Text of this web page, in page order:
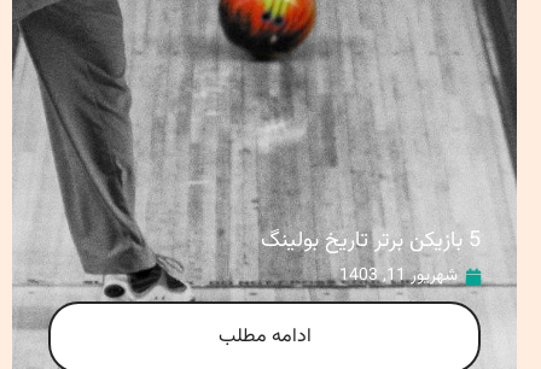
5 بازیکن برتر تاریخ بولینگ
شهریور 11, 1403
ادامه مطلب